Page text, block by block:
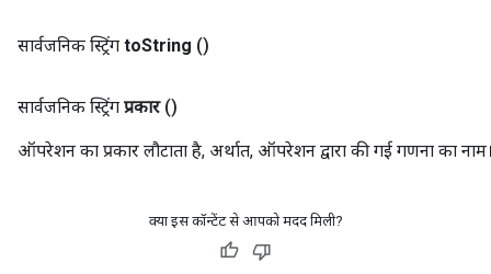
सार्वजनिक स्ट्रिंग toString ()
सार्वजनिक स्ट्रिंग प्रकार ()
ऑपरेशन का प्रकार लौटाता है, अर्थात, ऑपरेशन द्वारा की गई गणना का
क्या इस कॉन्टेंट से आपको मदद मिली?